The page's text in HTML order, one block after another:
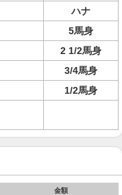
ハナ
5馬身
2 1/2馬身
3/4馬身
1/2馬身
金額